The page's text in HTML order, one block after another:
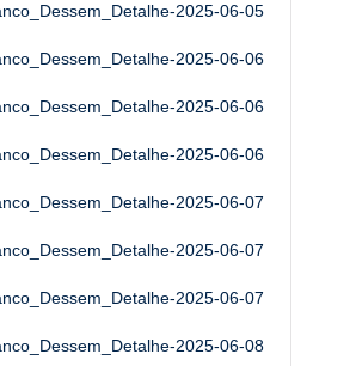
2025-06-05
2025-06-06
2025-06-06
2025-06-06
2025-06-07
2025-06-07
2025-06-07
2025-06-08